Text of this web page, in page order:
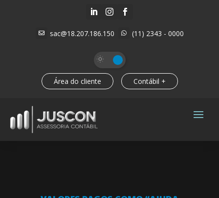
  
 sac@18.207.186.150  (11) 2343 - 0000
Área do cliente Contábil +